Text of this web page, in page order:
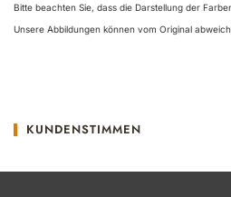
Bitte beachten Sie, dass die Darstellung der
Unsere Abbildungen können vom Original
KUNDENSTIMMEN